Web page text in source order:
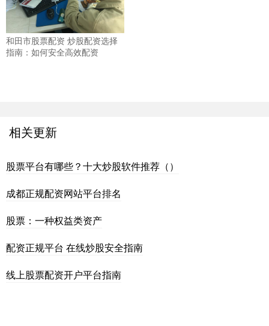
和田市股票配资 炒股配资选择
指南：如何安全高效配资
相关更新
股票平台有哪些？十大炒股软件推荐（）
成都正规配资网站平台排名
股票：一种权益类资产
配资正规平台 在线炒股安全指南
线上股票配资开户平台指南